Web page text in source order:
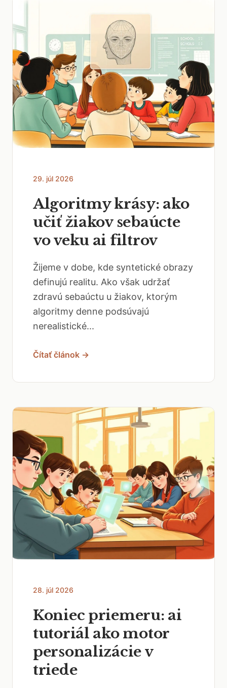
29. júl 2026
Algoritmy krásy: ako
učiť žiakov sebaúcte
vo veku ai filtrov
Žijeme v dobe, kde syntetické obrazy
definujú realitu. Ako však udržať
zdravú sebaúctu u žiakov, ktorým
algoritmy denne podsúvajú
nerealistické...
Čítať článok →
28. júl 2026
Koniec priemeru: ai
tutoriál ako motor
personalizácie v
triede